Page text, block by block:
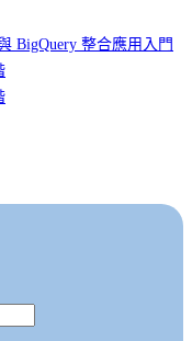
BigQuery 整合應用入門